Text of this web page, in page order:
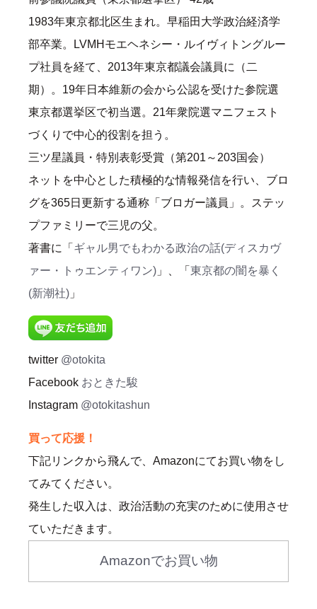
1983年東京都北区生まれ。早稲田大学政治経済学
部卒業。LVMHモエヘネシー・ルイヴィトングルー
プ社員を経て、2013年東京都議会議員に（二
期）。19年日本維新の会から公認を受けた参院選
東京都選挙区で初当選。21年衆院選マニフェスト
づくりで中心的役割を担う。
三ツ星議員・特別表彰受賞（第201～203国会）
ネットを中心とした積極的な情報発信を行い、ブロ
グを365日更新する通称「ブロガー議員」。ステッ
プファミリーで三児の父。
著書に「 ギャル男でもわかる政治の話(ディスカヴ
ァー・トゥエンティワン) 」、「 東京都の闇を暴く
(新潮社) 」
twitter @otokita
Facebook おときた駿
Instagram @otokitashun
買って応援！
下記リンクから飛んで、Amazonにてお買い物をし
てみてください。
発生した収入は、政治活動の充実のために使用させ
ていただきます。
Amazonでお買い物